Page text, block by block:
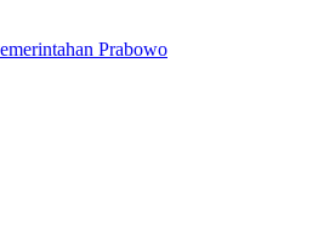
Prabowo